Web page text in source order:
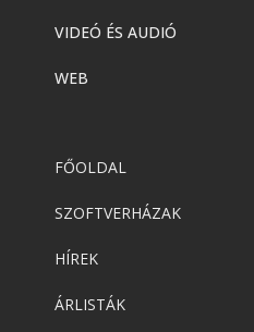
VIDEÓ ÉS AUDIÓ
WEB
FŐOLDAL
SZOFTVERHÁZAK
HÍREK
ÁRLISTÁK